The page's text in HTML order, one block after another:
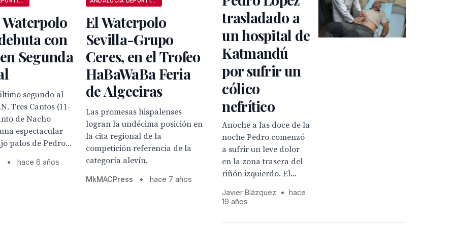
con
Segunda
segundo al
Tres Cantos (11-
de Nacho
espectacular
palos de Pedro...
• hace 6 años
El Waterpolo
Sevilla-Grupo
Ceres, en el Trofeo
HaBaWaBa Feria
de Algeciras
Las promesas hispalenses
logran la undécima posición en
la cita regional de la
competición referencia de la
categoría alevín.
MkMACPress • hace 7 años
trasladado a
un hospital de
Katmandú
por sufrir un
cólico
nefrítico
Anoche a las doce de la
noche Pedro comenzó
a sufrir un leve dolor
en la zona trasera del
riñón izquierdo. El...
Javier Blázquez •
hace
19 años